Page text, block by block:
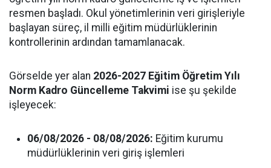
resmen başladı. Okul yönetimlerinin veri girişleriyle
başlayan süreç, il milli eğitim müdürlüklerinin
kontrollerinin ardından tamamlanacak.
Görselde yer alan 2026-2027 Eğitim Öğretim Yılı
Norm Kadro Güncelleme Takvimi ise şu şekilde
işleyecek:
06/08/2026 - 08/08/2026: Eğitim kurumu
müdürlüklerinin veri giriş işlemleri